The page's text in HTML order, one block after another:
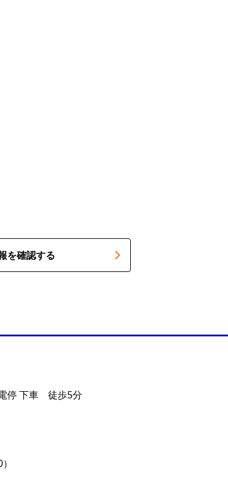
を確認する
停 下車 徒歩5分